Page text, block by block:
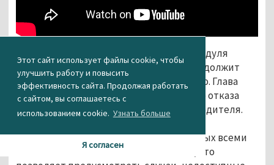
Этот сайт использует файлы cookie, чтобы
улучшить работу и повысить
эффективность сайта. Продолжая работать
с сайтом, вы соглашаетесь с
использованием cookie. Узнать больше
Я согласен
По словам Маска, любая часть нового модуля
может отказать, но электромобиль продолжит
ехать благодаря полному дублированию. Глава
Tesla пояснил, что вероятность полного отказа
системы ниже сердечного приступа у водителя.
миллиардах километров пути, собранных всеми
автомобилями Tesla. По словам Маска, это